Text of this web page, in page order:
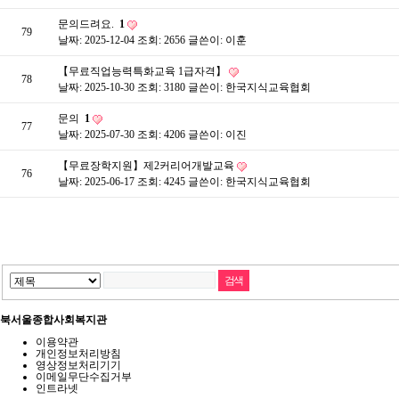
79
문의드려요. 1
날짜: 2025-12-04 조회: 2656 글쓴이: 이훈
78
【무료직업능력특화교육 1급자격】
날짜: 2025-10-30 조회: 3180 글쓴이: 한국지식교육협회
77
문의
1
날짜: 2025-07-30 조회: 4206 글쓴이: 이진
76
【무료장학지원】제2커리어개발교육
날짜: 2025-06-17 조회: 4245 글쓴이: 한국지식교육협회
북서울종합사회복지관
이용약관
개인정보처리방침
영상정보처리기기
이메일무단수집거부
인트라넷